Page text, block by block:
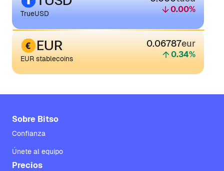
TrueUSD 0.00%
EUR
EUR stablecoins
0.06787eur
0.34%
Sobre Bitso
Confianza
Únete al equipo
Precios